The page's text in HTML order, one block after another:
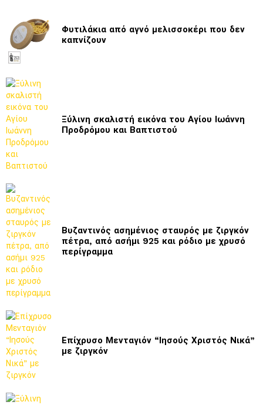
Φυτιλάκια από αγνό μελισσοκέρι που δεν
καπνίζουν
Ξύλινη σκαλιστή εικόνα του Αγίου Ιωάννη
Προδρόμου και Βαπτιστού
Βυζαντινός ασημένιος σταυρός με ζιργκόν
πέτρα, από ασήμι 925 και ρόδιο με χρυσό
περίγραμμα
Επίχρυσο Μενταγιόν “Ιησούς Χριστός Νικά”
με ζιργκόν